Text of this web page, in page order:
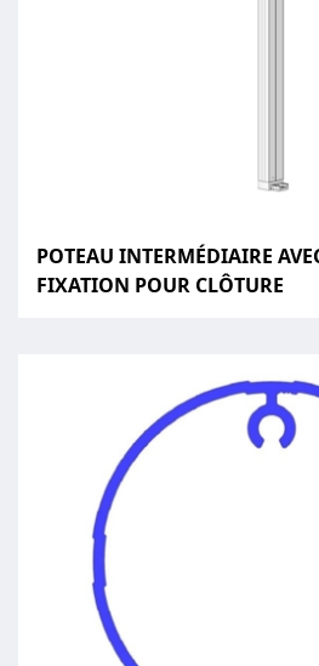
POTEAU INTERMÉDIAIRE
FIXATION POUR CLÔTURE